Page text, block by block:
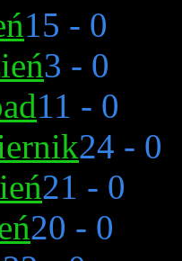
15 - 0
3 - 0
11 - 0
24 - 0
21 - 0
20 - 0